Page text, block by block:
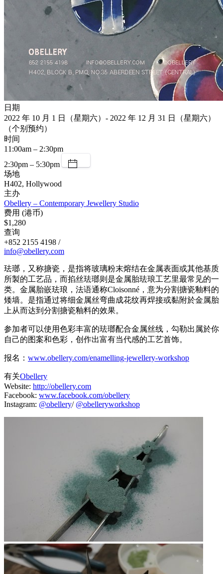
日期
2022 年 10 月 1 日（星期六）- 2022 年 12 月 31 日（星期六）
（个别预约）
时间
11:00am – 2:30pm
2:30pm – 5:30pm
场地
H402, Hollywood
主办
Obellery – Contemporary Jewellery Studio
费用 (港币)
$1,280
查询
+852 2155 4198 /
info@obellery.com
珐瑯，又称搪瓷，是指将玻璃粉末熔结在金属表面或其他基质
所製的工艺品，而掐丝珐瑯则是金属胎珐琅工艺里最常见的一
类。金属胎嵌珐琅，法语通称Cloisonné，意为分割搪瓷釉料的
矮墙。是指通过将细金属丝弯曲成花纹再焊接或黏附於金属胎
上从而达到分割搪瓷釉料的效果。
参加者可以使用色彩丰富的珐瑯配合金属丝线，勾勒出属於你
自己的图案和色彩，创作出富有当代感的工艺首饰。
报名： www.obellery.com/enamelling-jewellery-workshop
有关Obellery
Website: http://obellery.com
Facebook: www.facebook.com/obellery
Instagram: @obellery/ @obelleryworkshop